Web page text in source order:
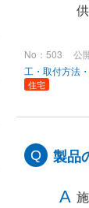
No：503 公
工・取付方法
住宅
製品